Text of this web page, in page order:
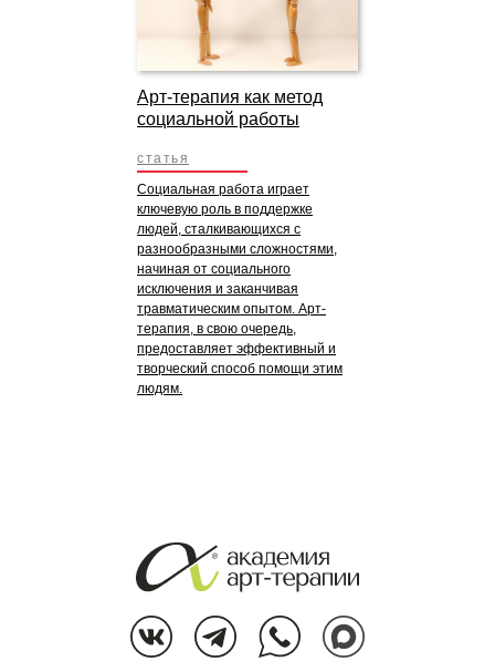
Арт-терапия как метод
социальной работы
Социальная работа играет
ключевую роль в поддержке
людей, сталкивающихся с
разнообразными сложностями,
начиная от социального
исключения и заканчивая
травматическим опытом. Арт-
терапия, в свою очередь,
предоставляет эффективный и
творческий способ помощи этим
людям.
статья